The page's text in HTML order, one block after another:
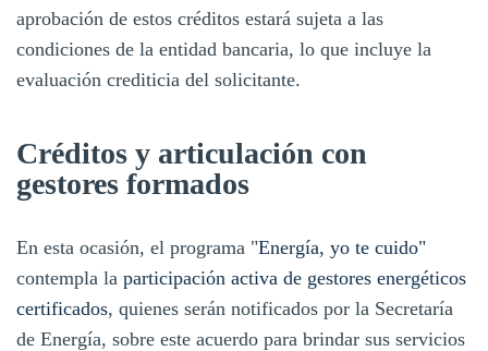
aprobación de estos créditos estará sujeta a las
condiciones de la entidad bancaria, lo que incluye la
evaluación crediticia del solicitante.
Créditos y articulación con
gestores formados
En esta ocasión, el programa "Energía, yo te cuido"
contempla la participación activa de gestores energéticos
certificados, quienes serán notificados por la Secretaría
de Energía, sobre este acuerdo para brindar sus servicios